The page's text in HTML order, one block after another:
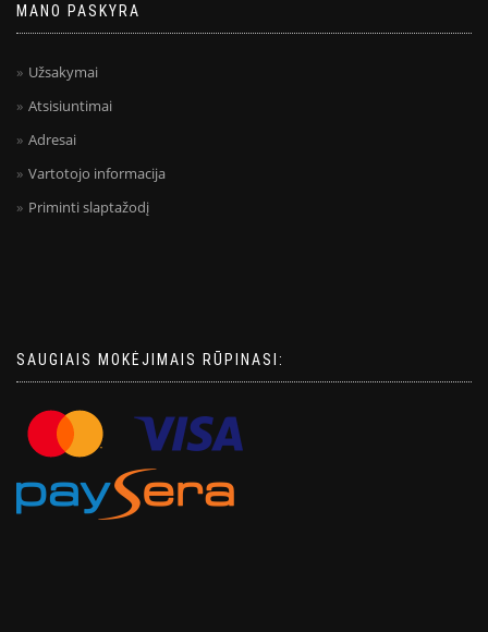
MANO PASKYRA
Užsakymai
Atsisiuntimai
Adresai
Vartotojo informacija
Priminti slaptažodį
SAUGIAIS MOKĖJIMAIS RŪPINASI: